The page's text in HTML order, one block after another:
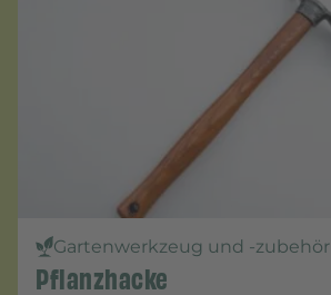
Gartenwerkzeug und -zubehör
Pflanzhacke